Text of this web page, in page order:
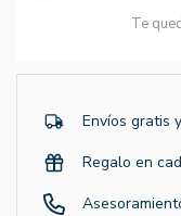
Te
Envíos gratis
Regalo en